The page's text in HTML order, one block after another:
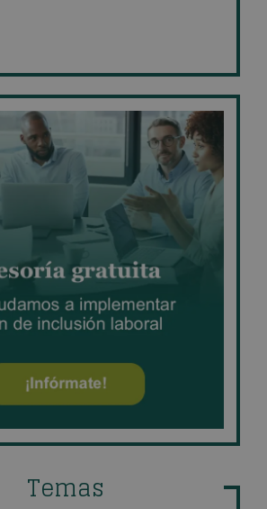
Temas